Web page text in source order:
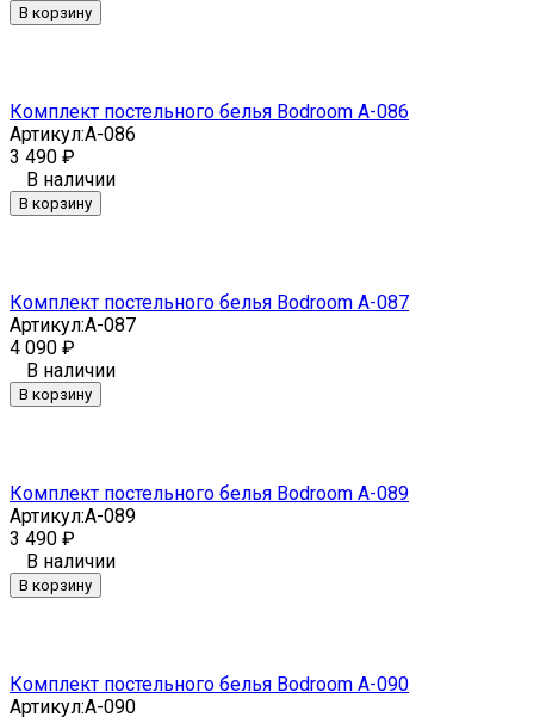
В корзину
Комплект постельного белья Bodroom A-086
Артикул:A-086
3 490 ₽
В наличии
В корзину
Комплект постельного белья Bodroom A-087
Артикул:A-087
4 090 ₽
В наличии
В корзину
Комплект постельного белья Bodroom A-089
Артикул:A-089
3 490 ₽
В наличии
В корзину
Комплект постельного белья Bodroom A-090
Артикул:A-090